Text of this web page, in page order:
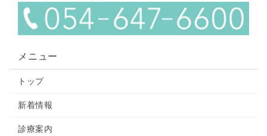
メニュー
トップ
新着情報
診療案内